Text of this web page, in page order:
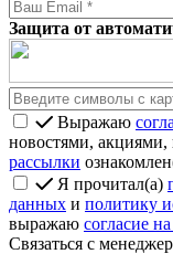
Защита от
Выражаю
новостями, акциями,
рассылки
Я прочитал(а)
данных и политику
выражаю согласие
Связаться с